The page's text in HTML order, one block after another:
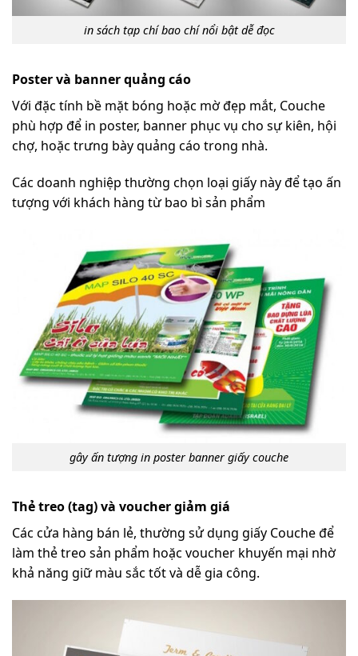
in sách tạp chí bao chí nổi bật dễ đọc
Poster và banner quảng cáo
Với đặc tính bề mặt bóng hoặc mờ đẹp mắt, Couche
phù hợp để in poster, banner phục vụ cho sự kiên, hội
chợ, hoặc trưng bày quảng cáo trong nhà.
Các doanh nghiệp thường chọn loại giấy này để tạo ấn
tượng với khách hàng từ bao bì sản phẩm
gây ấn tượng in poster banner giấy couche
Thẻ treo (tag) và voucher giảm giá
Các cửa hàng bán lẻ, thường sử dụng giấy Couche để
làm thẻ treo sản phẩm hoặc voucher khuyến mại nhờ
khả năng giữ màu sắc tốt và dễ gia công.